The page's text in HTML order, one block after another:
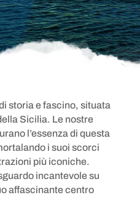
storia e fascino, situata
Sicilia. Le nostre
l’essenza di questa
i suoi scorci
più iconiche.
incantevole su
affascinante centro